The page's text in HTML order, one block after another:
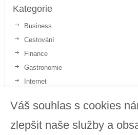
Váš souhlas s cookies
zlepšit naše služby a
Kategorie
Business
Cestování
Finance
Gastronomie
Internet
Politika
Sport